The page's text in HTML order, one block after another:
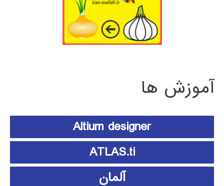
آموزش ها
Altium designer
ATLAS.ti
آلمان